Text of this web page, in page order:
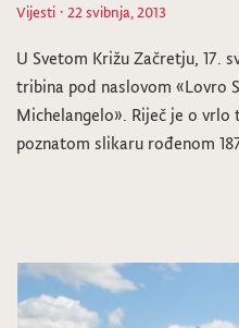
Vijesti · 22 svibnja, 2013
U Svetom Križu Začretju, 17.
tribina pod naslovom «Lovro
Michelangelo». Riječ je o
poznatom slikaru rođenom